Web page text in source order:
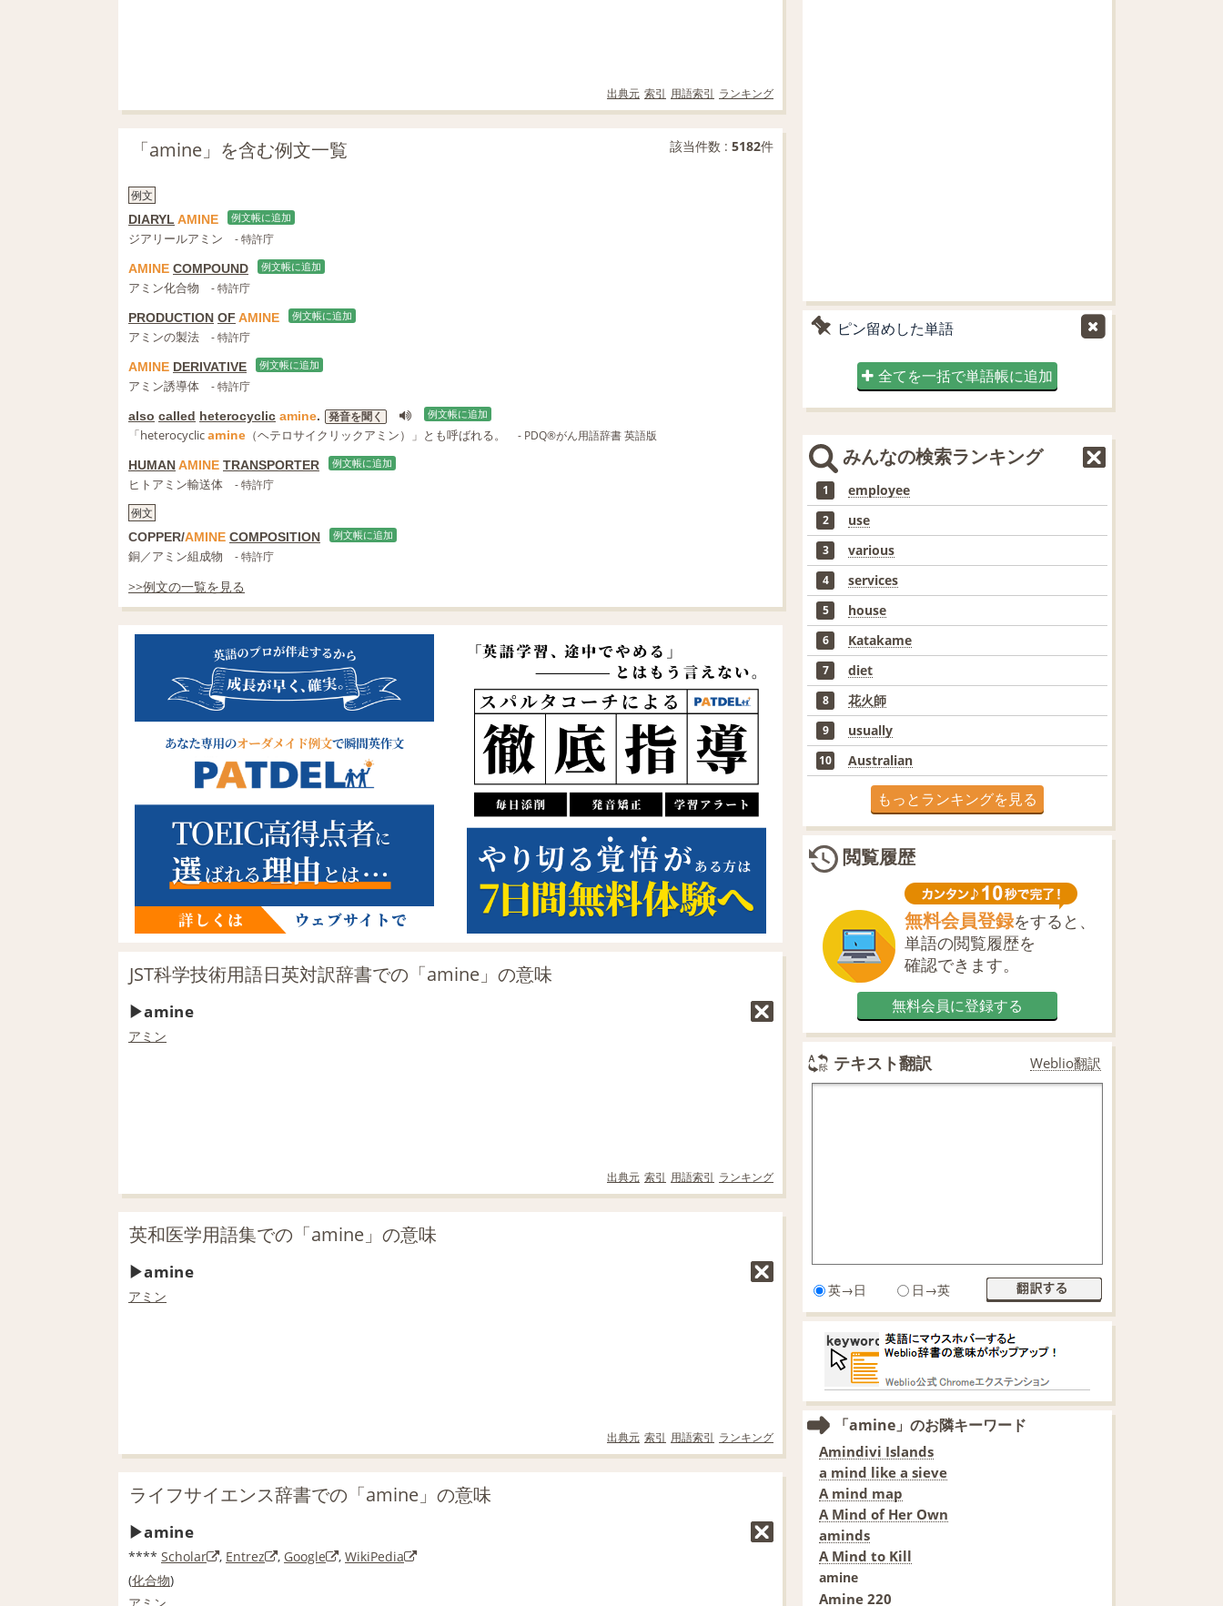
出典元 索引 用語索引 ランキング
「amine」を含む例文一覧 該当件数 : 5182件
例文
DIARYL AMINE 例文帳に追加
ジアリールアミン - 特許庁
AMINE COMPOUND 例文帳に追加
アミン化合物 - 特許庁
PRODUCTION OF AMINE 例文帳に追加
アミンの製法 - 特許庁
AMINE DERIVATIVE 例文帳に追加
アミン誘導体 - 特許庁
also called heterocyclic amine. 発音を聞く 例文帳に追加
「heterocyclicamine （ヘテロサイクリックアミン）」とも呼ばれる。 - PDQ®がん用語辞書 英語版
HUMANAMINE TRANSPORTER 例文帳に追加
ヒトアミン輸送体
- 特許庁
例文
COPPER/AMINE COMPOSITION 例文帳に追加
銅／アミン組成物 - 特許庁
>>例文の一覧を見る
JST科学技術用語日英対訳辞書での「amine」の意味
amine
アミン
出典元 索引 用語索引 ランキング
英和医学用語集での「amine」の意味
amine
アミン
出典元 索引 用語索引 ランキング
ライフサイエンス辞書での「amine」の意味
amine
**** Scholar , Entrez , Google , WikiPedia
(化合物)
アミン
ピン留めした単語
全てを一括で単語帳に追加
みんなの検索ランキング
1 employee
2 use
3 various
4 services
5 house
6 Katakame
7 diet
8 花火師
9 usually
10 Australian
もっとランキングを見る
閲覧履歴
無料会員登録をすると、
単語の閲覧履歴を
確認できます。
無料会員に登録する
テキスト翻訳 Weblio翻訳
英→日 日→英
「amine」のお隣キーワード
Amindivi Islands
a mind like a sieve
A mind map
A Mind of Her Own
aminds
A Mind to Kill
amine
Amine 220